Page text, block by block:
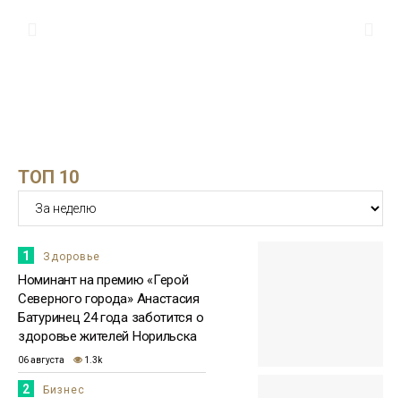
15:51
23 июля
приятно, что люди отдали за меня
голоса
ТОП 10
1 Здоровье
Номинант на премию «Герой
Северного города» Анастасия
Батуринец 24 года заботится о
здоровье жителей Норильска
06 августа 1.3k
2 Бизнес